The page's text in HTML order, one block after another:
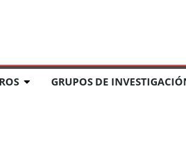
GRUPOS DE